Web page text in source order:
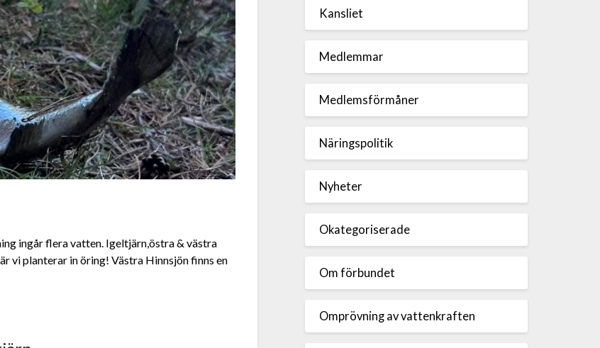
ingår flera vatten. Igeltjärn,östra & västra
vi planterar in öring! Västra Hinnsjön finns en
Kansliet
Medlemmar
Medlemsförmåner
Näringspolitik
Nyheter
Okategoriserade
Om förbundet
Omprövning av vattenkraften